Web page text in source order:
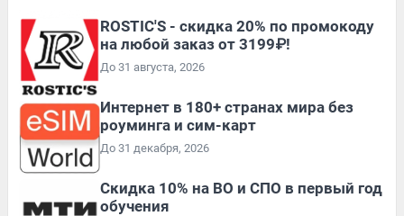
ROSTIC'S - скидка 20% по промокоду
на любой заказ от 3199₽!
До 31 августа, 2026
Интернет в 180+ странах мира без
роуминга и сим-карт
До 31 декабря, 2026
Скидка 10% на ВО и СПО в первый год
обучения